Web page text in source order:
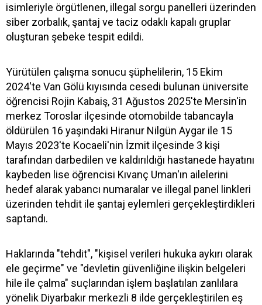
isimleriyle örgütlenen, illegal sorgu panelleri üzerinden
siber zorbalık, şantaj ve taciz odaklı kapalı gruplar
oluşturan şebeke tespit edildi.
Yürütülen çalışma sonucu şüphelilerin, 15 Ekim
2024'te Van Gölü kıyısında cesedi bulunan üniversite
öğrencisi Rojin Kabaiş, 31 Ağustos 2025'te Mersin'in
merkez Toroslar ilçesinde otomobilde tabancayla
öldürülen 16 yaşındaki Hiranur Nilgün Aygar ile 15
Mayıs 2023'te Kocaeli'nin İzmit ilçesinde 3 kişi
tarafından darbedilen ve kaldırıldığı hastanede hayatını
kaybeden lise öğrencisi Kıvanç Uman'ın ailelerini
hedef alarak yabancı numaralar ve illegal panel linkleri
üzerinden tehdit ile şantaj eylemleri gerçekleştirdikleri
saptandı.
Haklarında "tehdit", "kişisel verileri hukuka aykırı olarak
ele geçirme" ve "devletin güvenliğine ilişkin belgeleri
hile ile çalma" suçlarından işlem başlatılan zanlılara
yönelik Diyarbakır merkezli 8 ilde gerçekleştirilen eş